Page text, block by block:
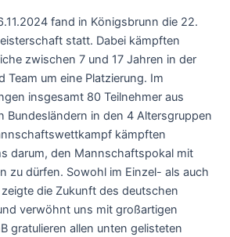
fand in Königsbrunn die 22.
statt. Dabei kämpften
zwischen 7 und 17 Jahren in der
Team um eine Platzierung. Im
insgesamt 80 Teilnehmer aus
Bundesländern in den 4 Altersgruppen
kämpften
darum, den Mannschaftspokal mit
zu dürfen. Sowohl im Einzel- als auch
die Zukunft des deutschen
verwöhnt uns mit großartigen
gratulieren allen unten gelisteten